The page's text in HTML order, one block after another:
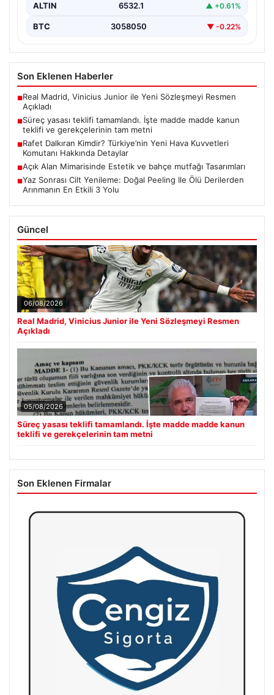
ALTIN 6532.1 ▲ +0.61%
BTC 3058050 ▼ -0.22%
Son Eklenen Haberler
■Real Madrid, Vinicius Junior ile Yeni Sözleşmeyi Resmen
Açıkladı
■Süreç yasası teklifi tamamlandı. İşte madde madde kanun
teklifi ve gerekçelerinin tam metni
■Rafet Dalkıran Kimdir? Türkiye’nin Yeni Hava Kuvvetleri
Komutanı Hakkında Detaylar
■Açık Alan Mimarisinde Estetik ve bahçe mutfağı Tasarımları
■Yaz Sonrası Cilt Yenileme: Doğal Peeling Ile Ölü Derilerden
Arınmanın En Etkili 3 Yolu
Güncel
06/08/2026
Real Madrid, Vinicius Junior ile Yeni Sözleşmeyi Resmen
Açıkladı
05/08/2026
Süreç yasası teklifi tamamlandı. İşte madde madde kanun
teklifi ve gerekçelerinin tam metni
Son Eklenen Firmalar